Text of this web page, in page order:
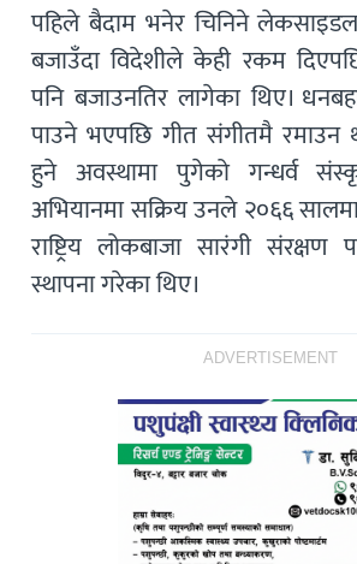
पहिले बैदाम भनेर चिनिने
बजाउँदा विदेशीले केही रकम
पनि बजाउनतिर लागेका थिए।
पाउने भएपछि गीत संगीतमै रमाउन
हुने अवस्थामा पुगेको गन्धर्व
अभियानमा सक्रिय उनले २०६६
राष्ट्रिय लोकबाजा सारंगी
स्थापना गरेका थिए।
ADVERTISEMENT